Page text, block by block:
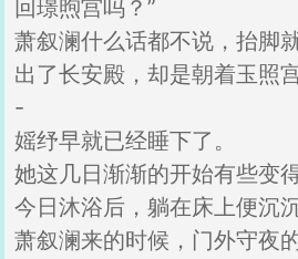
回璟煦宫吗？”
萧叙澜什么话都不说，抬脚就
出了长安殿，却是朝着玉照
-
媱纾早就已经睡下了。
她这几日渐渐的开始有些变
今日沐浴后，躺在床上便沉
萧叙澜来的时候，门外守夜